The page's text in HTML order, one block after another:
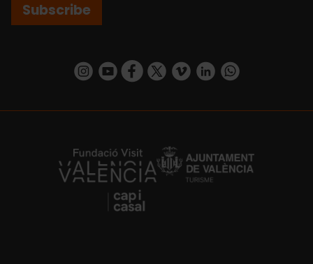
Subscribe
https://www.instagram.com/visit_valencia/
https://www.youtube.com/user/
https://www.facebook.com/
https://twitter.com/VisitaValencia
https://vimeo.com/
https://www.linkedin.com/company/turismo-valencia/https://api.whatsapp.com/send/
https://fundacion.visitvalencia.com/